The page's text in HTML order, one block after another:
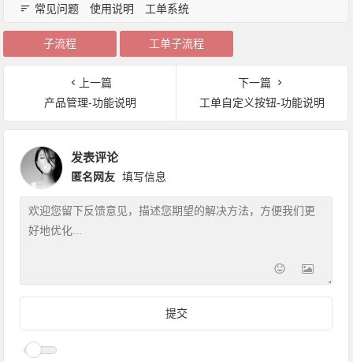
常见问题 使用说明 工单系统
子流程 工单子流程
上一篇
产品管理-功能说明
下一篇
工单自定义按钮-功能说明
发表评论
匿名网友 填写信息